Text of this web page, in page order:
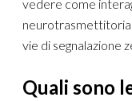
vedere come
vie di segnalazione
Quali sono